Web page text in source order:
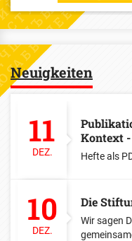
Neuigkeiten
11
DEZ.
Kontext
Hefte als
10
DEZ.
Die
Wir sagen